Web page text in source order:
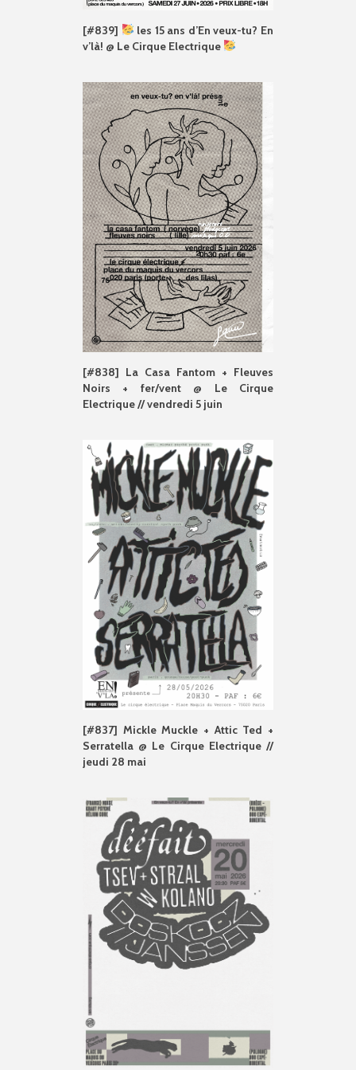
[#839]
les 15 ans d’En veux-tu? En
v’là! @ Le Cirque Electrique
[#838] La Casa Fantom + Fleuves
Noirs + fer/vent @ Le Cirque
Electrique // vendredi 5 juin
[#837] Mickle Muckle + Attic Ted +
Serratella @ Le Cirque Electrique //
jeudi 28 mai